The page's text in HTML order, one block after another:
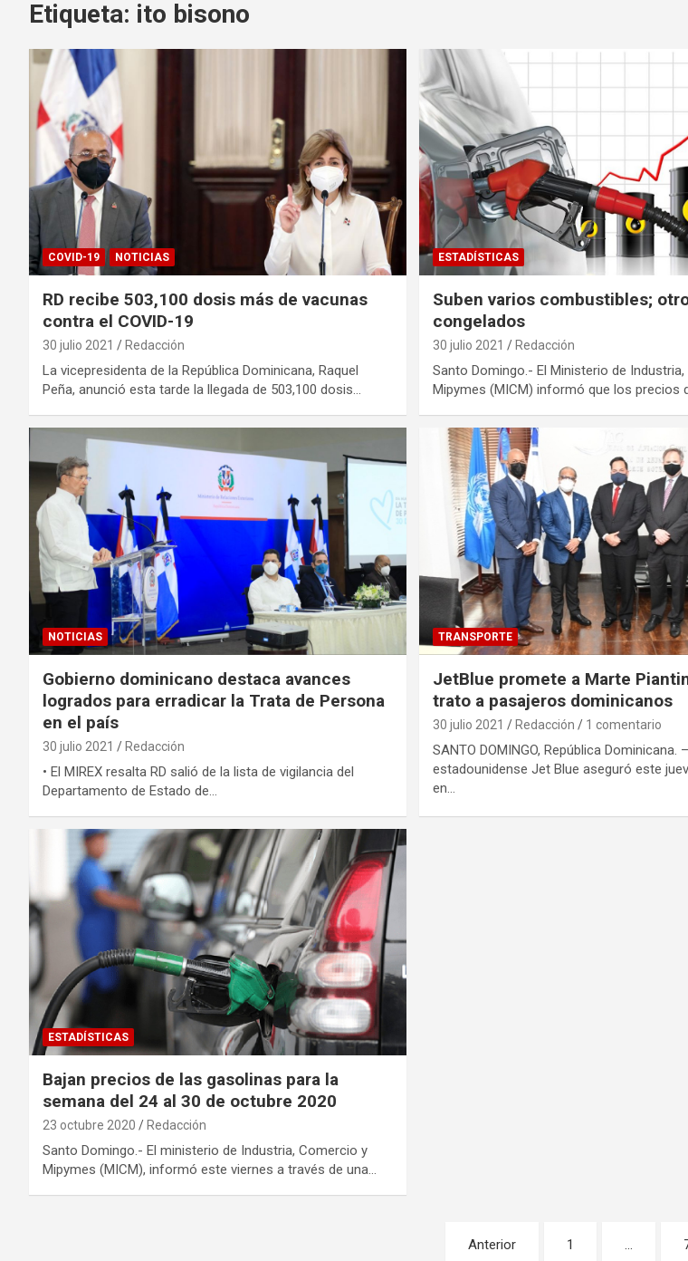
Etiqueta: ito bisono
COVID-19 NOTICIAS
RD recibe 503,100 dosis más de vacunas
contra el COVID-19
30 julio 2021 Redacción
La vicepresidenta de la República Dominicana, Raquel
Peña, anunció esta tarde la llegada de 503,100 dosis…
ESTADÍSTICAS
Suben varios combustibles;
congelados
30 julio 2021 Redacción
Santo Domingo.- El Ministerio de
Mipymes (MICM) informó que los precios
NOTICIAS
Gobierno dominicano destaca avances
logrados para erradicar la Trata de Persona
en el país
30 julio 2021 Redacción
• El MIREX resalta RD salió de la lista de vigilancia del
Departamento de Estado de…
TRANSPORTE
JetBlue promete a Marte
trato a pasajeros dominicanos
30 julio 2021 Redacción 1 comentario
SANTO DOMINGO, República Dominicana.
estadounidense Jet Blue aseguró este
en…
ESTADÍSTICAS
Bajan precios de las gasolinas para la
semana del 24 al 30 de octubre 2020
23 octubre 2020 Redacción
Santo Domingo.- El ministerio de Industria, Comercio y
Mipymes (MICM), informó este viernes a través de una…
Anterior 1 …